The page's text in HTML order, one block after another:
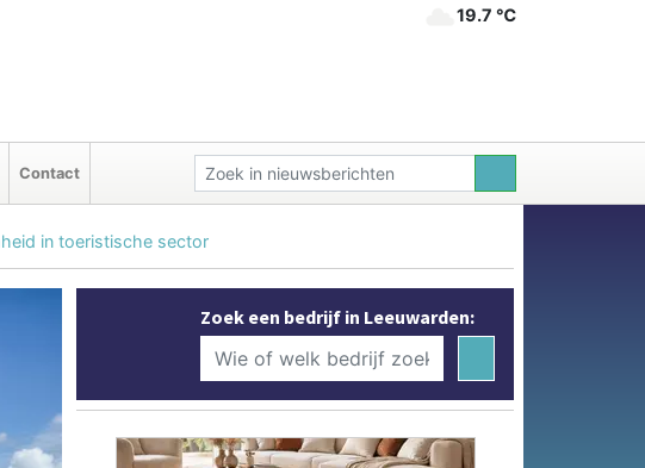
19.7 ℃
Contact
in toeristische sector
Zoek een bedrijf in Leeuwarden: